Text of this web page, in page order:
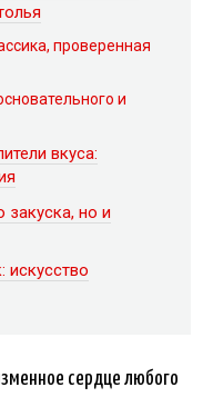
проверенная
и
вкуса:
закуска, но и
искусство
сердце любого